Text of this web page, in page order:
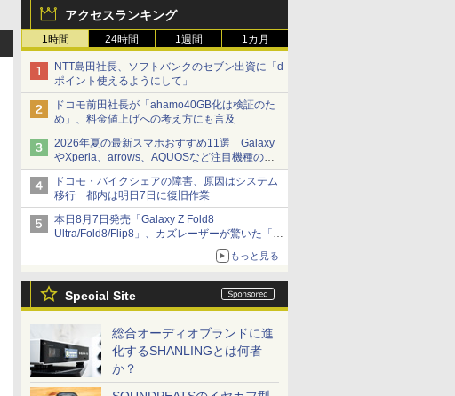
アクセスランキング
1時間 24時間 1週間 1カ月
NTT島田社長、ソフトバンクのセブン出資に「d
ポイント使えるようにして」
ドコモ前田社長が「ahamo40GB化は検証のた
め」、料金値上げへの考え方にも言及
2026年夏の最新スマホおすすめ11選 Galaxy
やXperia、arrows、AQUOSなど注目機種の特
徴は
ドコモ・バイクシェアの障害、原因はシステム
移行 都内は明日7日に復旧作業
本日8月7日発売「Galaxy Z Fold8
Ultra/Fold8/Flip8」、カズレーザーが驚いた「そ
もっと見る
Special Site
総合オーディオブランドに進
化するSHANLINGとは何者
か？